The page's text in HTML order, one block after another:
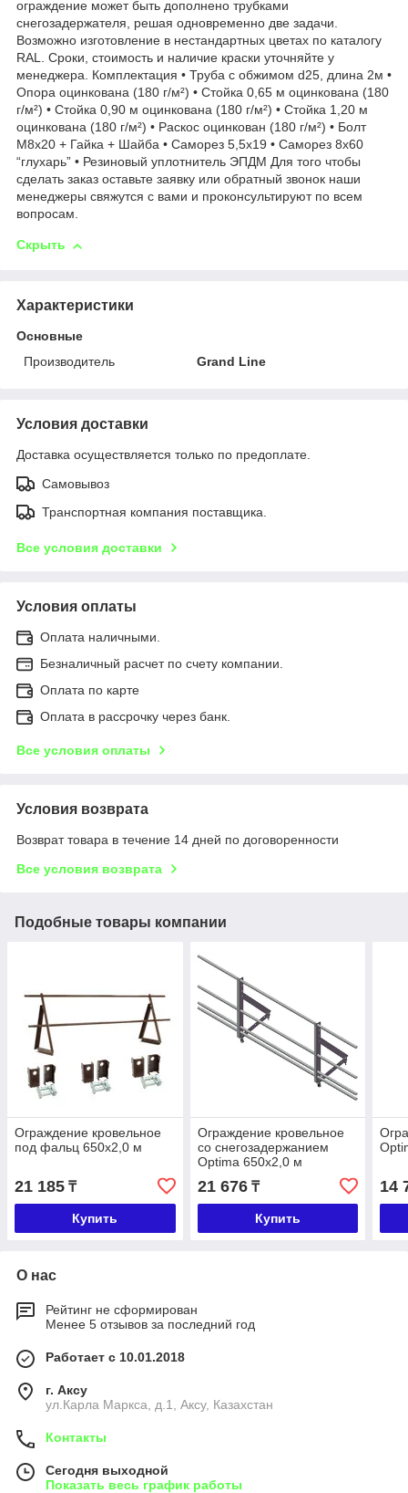
ограждение может быть дополнено трубками
снегозадержателя, решая одновременно две задачи.
Возможно изготовление в нестандартных цветах по каталогу
RAL. Cроки, стоимость и наличие краски уточняйте у
менеджера. Комплектация • Труба с обжимом d25, длина 2м •
Опора оцинкована (180 г/м²) • Стойка 0,65 м оцинкована (180
г/м²) • Стойка 0,90 м оцинкована (180 г/м²) • Стойка 1,20 м
оцинкована (180 г/м²) • Раскос оцинкован (180 г/м²) • Болт
М8х20 + Гайка + Шайба • Саморез 5,5х19 • Саморез 8х60
“глухарь” • Резиновый уплотнитель ЭПДМ Для того чтобы
сделать заказ оставьте заявку или обратный звонок наши
менеджеры свяжутся с вами и проконсультируют по всем
вопросам.
Скрыть
Характеристики
Основные
Производитель
Grand Line
Условия доставки
Доставка осуществляется только по предоплате.
Самовывоз
Транспортная компания поставщика.
Все условия доставки
Условия оплаты
Оплата наличными.
Безналичный расчет по счету компании.
Оплата по карте
Оплата в рассрочку через банк.
Все условия оплаты
Условия возврата
Возврат товара в течение 14 дней по договоренности
Все условия возврата
Подобные товары компании
Ограждение кровельное
под фальц 650х2,0 м
21 185 ₸
Купить
Ограждение кровельное
со снегозадержанием
Optima 650х2,0 м
21 676₸
Купить
14
О нас
Рейтинг не сформирован
Менее 5 отзывов за последний год
Работает с 10.01.2018
г. Аксу
ул.Карла Маркса, д.1, Аксу, Казахстан
Контакты
Сегодня выходной
Показать весь график работы